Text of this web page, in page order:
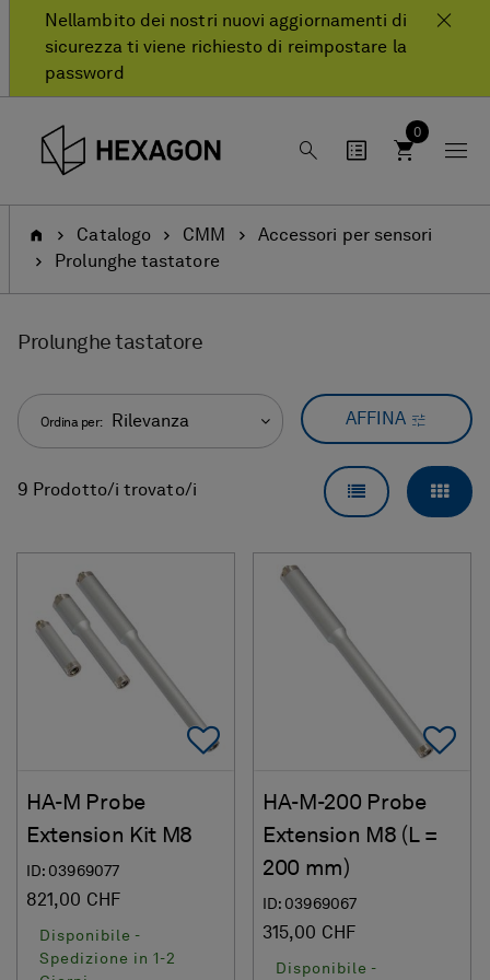
text.skipToContent
text.skipToNavigation
Nellambito dei nostri nuovi aggiornamenti di
sicurezza ti viene richiesto di reimpostare la
password
0
Pagina
iniziale
Catalogo CMM
Accessori per sensori
Prolunghe tastatore
Prolunghe tastatore
Ordina per: Rilevanza AFFINA
9 Prodotto/i trovato/i
Add To Favorites
HA-M Probe
Extension Kit M8
ID: 03969077
821,00 CHF
Disponibile -
Spedizione in 1-2
HA-M-200 Probe
Extension M8 (L =
200 mm)
ID: 03969067
315,00 CHF
Disponibile -